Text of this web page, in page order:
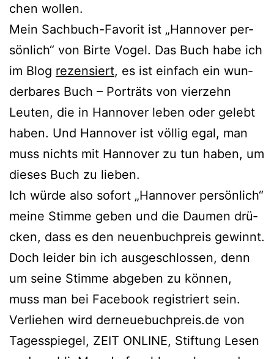
chen wollen.
Mein Sachbuch-Favorit ist „Hannover per­
sön­lich“ von Birte Vogel. Das Buch habe ich
im Blog rezen­siert, es ist ein­fach ein wun­
der­ba­res Buch – Porträts von vier­zehn
Leuten, die in Hannover leben oder gelebt
haben. Und Hannover ist völ­lig egal, man
muss nichts mit Hannover zu tun haben, um
die­ses Buch zu lieben.
Ich wür­de also sofort „Hannover per­sön­lich“
mei­ne Stimme geben und die Daumen drü­
cken, dass es den neu­en­buch­preis gewinnt.
Doch lei­der bin ich aus­ge­schlos­sen, denn
um sei­ne Stimme abge­ben zu kön­nen,
muss man bei Facebook regis­triert sein.
Verliehen wird derneuebuchpreis.de von
Tagesspiegel, ZEIT ONLINE, Stiftung Lesen